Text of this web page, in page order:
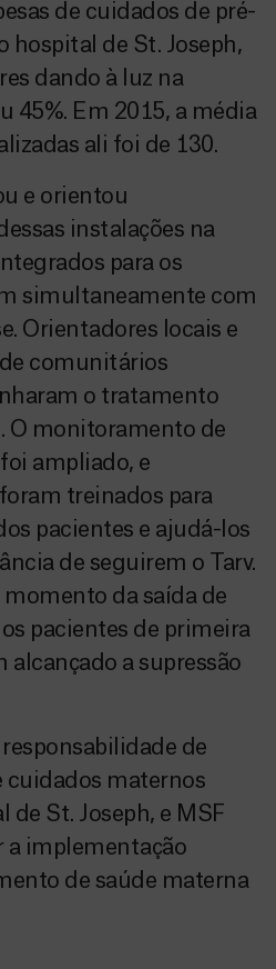
de cuidados de pré-
hospital de St. Joseph,
dando à luz na
45%. Em 2015, a média
ali foi de 130.
e orientou
instalações na
para os
simultaneamente com
Orientadores locais e
comunitários
o tratamento
O monitoramento de
ampliado, e
treinados para
pacientes e ajudá-los
de seguirem o Tarv.
da saída de
pacientes de primeira
alcançado a supressão
de
cuidados maternos
St. Joseph, e MSF
a implementação
de saúde materna